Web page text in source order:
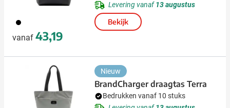
001
vanaf 43,19
Levering vanaf13 augustus
Bekijk
Nieuw
BrandCharger draagtas Terra
Bedrukken vanaf 10 stuks